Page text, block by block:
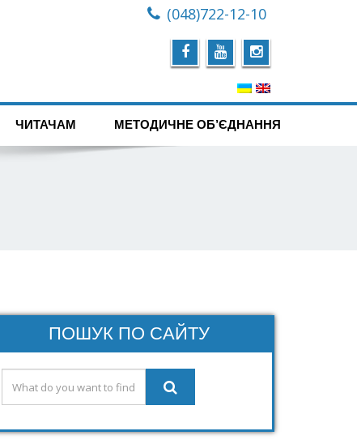
(048)722-12-10
ЧИТАЧАМ МЕТОДИЧНЕ ОБ’ЄДНАННЯ
ПОШУК ПО САЙТУ